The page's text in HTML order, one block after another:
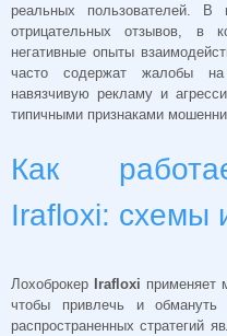
реальных пользователей. В
отрицательных отзывов, в
негативные опыты
часто содержат жалобы на
навязчивую рекламу и
типичными признаками
Как
Irafloxi: схемы
Лохоброкер Irafloxi применяет
чтобы привлечь и
распространенных стратегий